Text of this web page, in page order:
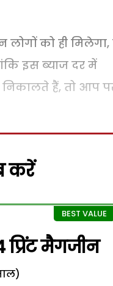
को ही मिलेगा,
इस ब्याज दर में
हैं, तो आप
करें
प्रिंट मैगजीन